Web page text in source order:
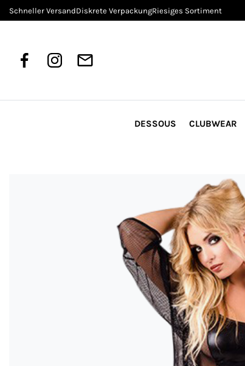
Schneller VersandDiskrete VerpackungRiesiges Sortiment
DESSOUS CLUBWEAR